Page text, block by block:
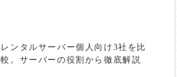
レンタルサーバー個人向け3社を比
較。サーバーの役割から徹底解説